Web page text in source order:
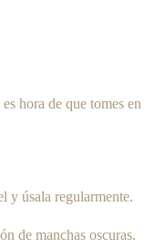
hora de que tomes en
y úsala regularmente.
de manchas oscuras.